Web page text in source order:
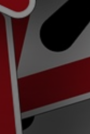
BEJELENTŐ
VÁROSHÁZA